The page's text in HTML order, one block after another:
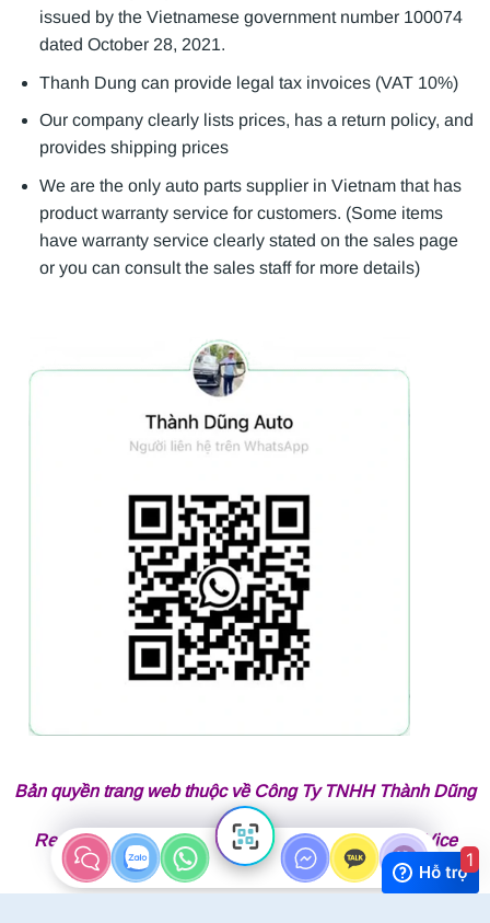
issued by the Vietnamese government number 100074
dated October 28, 2021.
Thanh Dung can provide legal tax invoices (VAT 10%)
Our company clearly lists prices, has a return policy, and
provides shipping prices
We are the only auto parts supplier in Vietnam that has
product warranty service for customers. (Some items
have warranty service clearly stated on the sales page
or you can consult the sales staff for more details)
Bản quyền trang web thuộc về Công Ty TNHH Thành Dũng
Responsible for Publication by Mr Lai Tran Thanh Vice
President of Thành Dũng company
1